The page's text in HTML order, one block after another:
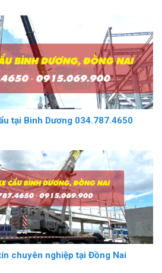
tại Bình Dương 034.787.4650
chuyên nghiệp tại Đồng Nai